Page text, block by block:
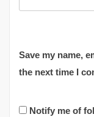
Save my name,
the next time I
Notify me of